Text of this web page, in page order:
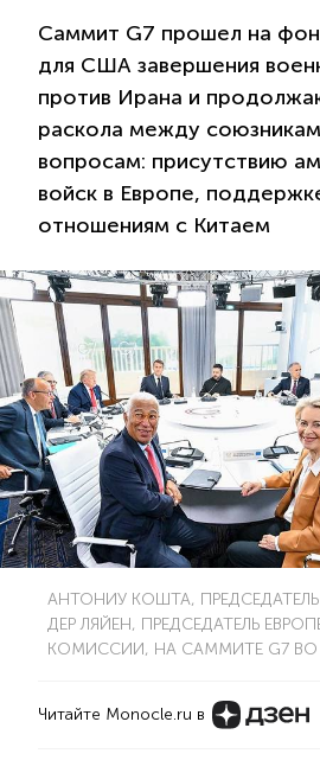
Саммит G7 прошел на
для США завершения
против Ирана и
раскола между
вопросам: присутствию
войск в Европе,
отношениям с Китаем
АНТОНИУ КОШТА,
ДЕР ЛЯЙЕН, ПРЕДСЕДАТЕЛЬ
КОМИССИИ, НА САММИТЕ G7
Читайте Monocle.ru в